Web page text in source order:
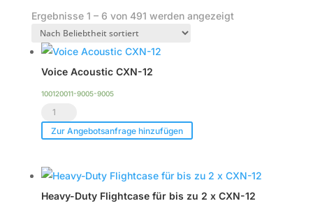
Ergebnisse 1 – 6 von 491 werden angezeigtNach
Voice Acoustic CXN-12
100120011-9005-9005
Voice
Acoustic
12
Menge
Zur Angebotsanfrage hinzufügen
Heavy-Duty Flightcase für bis zu 2 x CXN-12